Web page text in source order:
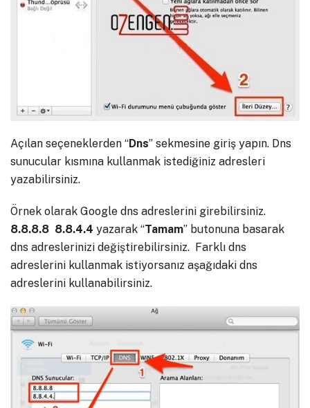
Açılan seçeneklerden “Dns” sekmesine giriş yapın. Dns
sunucular kısmına kullanmak istediğiniz adresleri
yazabilirsiniz.
Örnek olarak Google dns adreslerini girebilirsiniz.
8.8.8.8 8.8.4.4 yazarak “Tamam” butonuna basarak
dns adreslerinizi değiştirebilirsiniz. Farklı dns
adreslerini kullanmak istiyorsanız aşağıdaki dns
adreslerini kullanabilirsiniz.